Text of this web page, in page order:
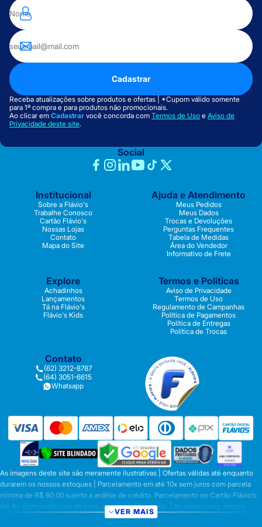
Cadastrar
Receba atualizações sobre produtos e ofertas | *Cupom válido somente
para 1ª compra e para produtos não promocionais.
Ao clicar em Cadastrar você concorda com Termos de Uso e Aviso de
Privacidade deste site.
Social
Institucional
Sobre a Flávio's
Trabalhe Conosco
Cartão Flávio's
Nossas Lojas
Contato
Mapa do Site
Ajuda e Atendimento
Meus Pedidos
Meus Dados
Trocas e Devoluções
Perguntas Frequentes
Tabela de Medidas
Área do Vendedor
Informativo de Frete
Explore
Achadinhos
Lançamentos
Tá na Flávio's
Flávio's Kids
Termos e Políticas
Aviso de Privacidade
Termos de Uso
Regulamento de Campanhas
Política de Pagamentos
Política de Entregas
Política de Trocas
Contato
(62) 3212-8787
(64) 3051-6615
Whatsapp
As imagens deste site são meramente ilustrativas | Ofertas válidas até enquanto
durarem os nossos estoques | Parcelamento em até 10x sem juros com parcela
mínima de R$ 60,00 sujeito a análise de crédito. Parcelamento no Cartão Flávio’s:
até 8x, com acréscimo de juros a partir da 6ª parcela. | As promoções, preços,
parcelamentos e condições de pagamento são válidas apenas para compras
VER MAIS